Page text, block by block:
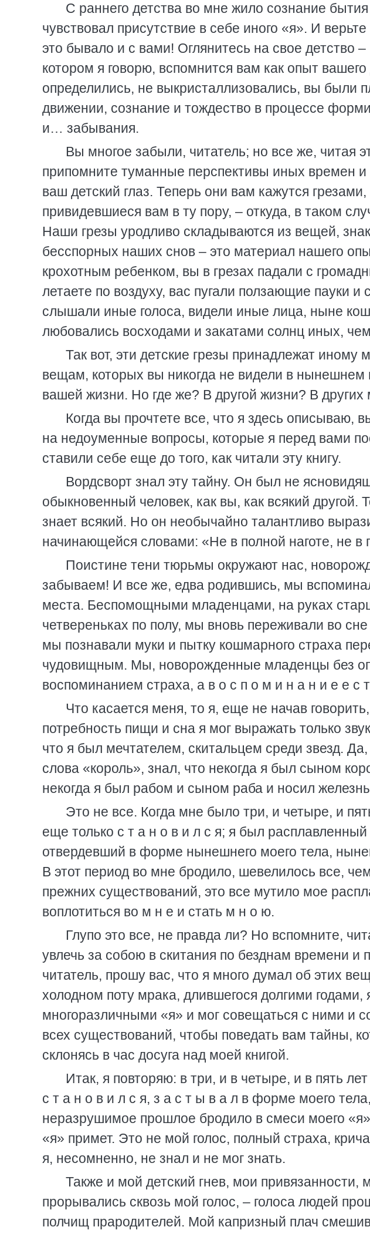
С раннего детства во мне жило сознание
чувствовал присутствие в себе иного «я». И
это бывало и с вами! Оглянитесь на свое детство
котором я говорю, вспомнится вам как опыт
определились, не выкристаллизовались, вы были
движении, сознание и тождество в процессе
и… забывания.
Вы многое забыли, читатель; но все же, читая
припомните туманные перспективы иных времен и
ваш детский глаз. Теперь они вам кажутся
привидевшиеся вам в ту пору, – откуда, в таком
Наши грезы уродливо складываются из вещей,
бесспорных наших снов – это материал нашего
крохотным ребенком, вы в грезах падали с
летаете по воздуху, вас пугали ползающие пауки
слышали иные голоса, видели иные лица, ныне
любовались восходами и закатами солнц иных,
Так вот, эти детские грезы принадлежат иному
вещам, которых вы никогда не видели в
вашей жизни. Но где же? В другой жизни? В других
Когда вы прочтете все, что я здесь описываю,
на недоуменные вопросы, которые я перед вами
ставили себе еще до того, как читали эту книгу.
Вордсворт знал эту тайну. Он был не
обыкновенный человек, как вы, как всякий другой.
знает всякий. Но он необычайно талантливо
начинающейся словами: «Не в полной наготе, не в
Поистине тени тюрьмы окружают нас,
забываем! И все же, едва родившись, мы
места. Беспомощными младенцами, на руках
четвереньках по полу, мы вновь переживали во
мы познавали муки и пытку кошмарного страха
чудовищным. Мы, новорожденные младенцы без
воспоминанием страха, а в о с п о м и н а н и е е с
Что касается меня, то я, еще не начав
потребность пищи и сна я мог выражать только
что я был мечтателем, скитальцем среди звезд.
слова «король», знал, что некогда я был сыном
некогда я был рабом и сыном раба и носил
Это не все. Когда мне было три, и четыре, и
еще только с т а н о в и л с я; я был
отвердевший в форме нынешнего моего тела,
В этот период во мне бродило, шевелилось все,
прежних существований, это все мутило мое
воплотиться во м н е и стать м н о ю.
Глупо это все, не правда ли? Но вспомните,
увлечь за собою в скитания по безднам времени и
читатель, прошу вас, что я много думал об этих
холодном поту мрака, длившегося долгими
многоразличными «я» и мог совещаться с ними и
всех существований, чтобы поведать вам тайны,
склонясь в час досуга над моей книгой.
Итак, я повторяю: в три, и в четыре, и в пять
с т а н о в и л с я, з а с т ы в а л в форме моего
неразрушимое прошлое бродило в смеси моего
«я» примет. Это не мой голос, полный страха,
я, несомненно, не знал и не мог знать.
Также и мой детский гнев, мои привязанности,
прорывались сквозь мой голос, – голоса людей
полчищ прародителей. Мой капризный плач